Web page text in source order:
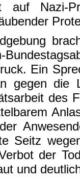
Nazi-
Ein
gegen die
des
Seitz
der
und